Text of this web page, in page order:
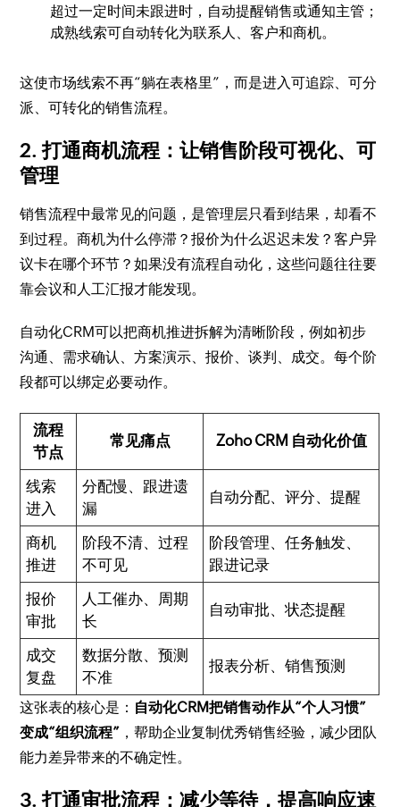
超过一定时间未跟进时，自动提醒销售或通知主管；
成熟线索可自动转化为联系人、客户和商机。
这使市场线索不再“躺在表格里”，而是进入可追踪、可分
派、可转化的销售流程。
2. 打通商机流程：让销售阶段可视化、可
管理
销售流程中最常见的问题，是管理层只看到结果，却看不
到过程。商机为什么停滞？报价为什么迟迟未发？客户异
议卡在哪个环节？如果没有流程自动化，这些问题往往要
靠会议和人工汇报才能发现。
自动化CRM可以把商机推进拆解为清晰阶段，例如初步
沟通、需求确认、方案演示、报价、谈判、成交。每个阶
段都可以绑定必要动作。
流程
节点
常见痛点 Zoho CRM 自动化价值
线索
进入
分配慢、跟进遗
漏
自动分配、评分、提醒
商机
推进
阶段不清、过程
不可见
阶段管理、任务触发、
跟进记录
报价
审批
人工催办、周期
长
自动审批、状态提醒
成交
复盘
数据分散、预测
不准
报表分析、销售预测
这张表的核心是： 自动化CRM把销售动作从“个人习惯”
变成“组织流程” ，帮助企业复制优秀销售经验，减少团队
能力差异带来的不确定性。
3. 打通审批流程：减少等待，提高响应速